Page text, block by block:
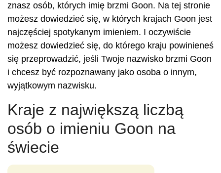
znasz osób, których imię brzmi Goon. Na tej stronie
możesz dowiedzieć się, w których krajach Goon jest
najczęściej spotykanym imieniem. I oczywiście
możesz dowiedzieć się, do którego kraju powinieneś
się przeprowadzić, jeśli Twoje nazwisko brzmi Goon
i chcesz być rozpoznawany jako osoba o innym,
wyjątkowym nazwisku.
Kraje z największą liczbą
osób o imieniu Goon na
świecie